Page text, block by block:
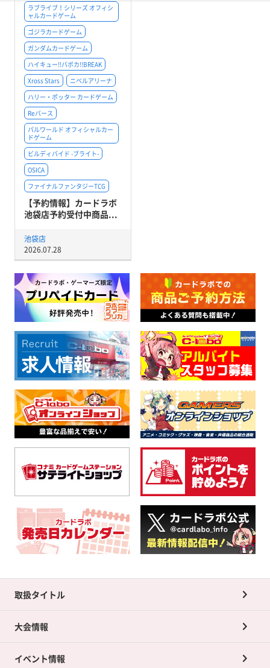
ラブライブ！シリーズ オフィシ
ャルカードゲーム
ゴジラカードゲーム
ガンダムカードゲーム
ハイキュー!!バボカ!!BREAK
Xross Stars
ニベルアリーナ
ハリー・ポッター カードゲーム
Reバース
パルワールド オフィシャルカー
ドゲーム
ビルディバイド -ブライト-
OSICA
ファイナルファンタジーTCG
【予約情報】カードラボ
池袋店予約受付中商品...
池袋店
2026.07.28
取扱タイトル
大会情報
イベント情報